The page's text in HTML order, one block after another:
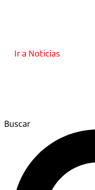
Ir a Noticias
Buscar